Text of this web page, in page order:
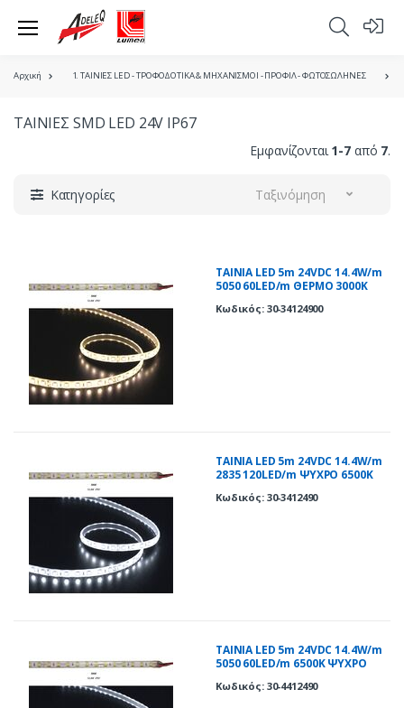
Αρχική 1. ΤΑΙΝΙΕΣ LED - ΤΡΟΦΟΔΟΤΙΚΑ & ΜΗΧΑΝΙΣΜΟΙ - ΠΡΟΦΙΛ - ΦΩΤΟΣΩΛΗΝΕΣ
ΤΑΙΝΙΕΣ SMD LED 24V IP67
Εμφανίζονται1-7 από 7.
Κατηγορίες Ταξινόμηση
ΤΑΙΝΙΑ LED 5m 24VDC 14.4W/m
5050 60LED/m ΘΕΡΜΟ 3000K
Κωδικός: 30-34124900
ΤΑΙΝΙΑ LED 5m 24VDC 14.4W/m
2835 120LED/m ΨΥΧΡΟ 6500K
Κωδικός: 30-3412490
ΤΑΙΝΙΑ LED 5m 24VDC 14.4W/m
5050 60LED/m 6500Κ ΨΥΧΡΟ
Κωδικός: 30-4412490